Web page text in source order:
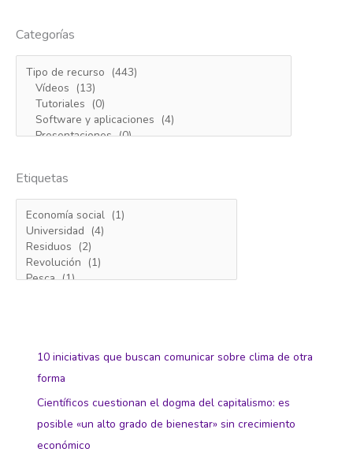
Categorías
Etiquetas
10 iniciativas que buscan comunicar sobre clima de otra
forma
Científicos cuestionan el dogma del capitalismo: es
posible «un alto grado de bienestar» sin crecimiento
económico